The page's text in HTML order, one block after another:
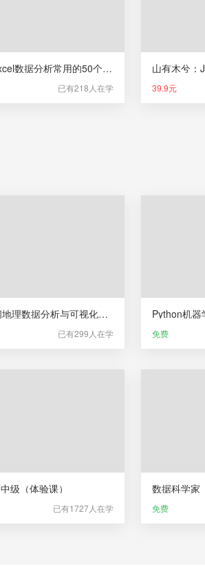
紫色沙：Excel数据分析常用的50个函数
已有218人在学
山有木兮：
39.9元
Python空间地理数据分析与可视化（体验课）
已有299人在学
Python机器
免费
级（体验课）
已有1727人在学
数据科学家
免费